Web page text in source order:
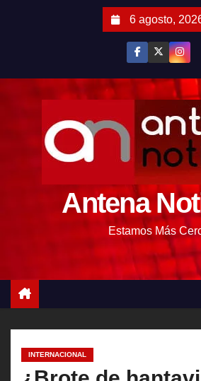
6 agosto,
Antena
Estamos Más
INTERNACIONAL